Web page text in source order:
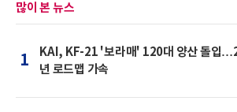
많이 본 뉴스
1
KAI, KF-21 '보라매' 120대 양산 돌입
년 로드맵 가속